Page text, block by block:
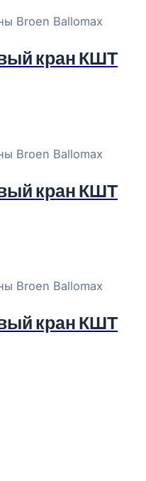
Broen Ballomax
кран КШТ
Broen Ballomax
кран КШТ
Broen Ballomax
кран КШТ